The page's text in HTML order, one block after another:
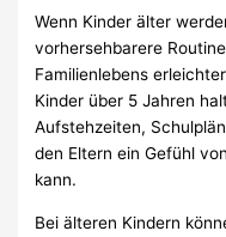
Wenn Kinder älter
vorhersehbarere
Familienlebens
Kinder über 5 Jahren
Aufstehzeiten,
den Eltern ein Gefühl
kann.
Bei älteren Kindern